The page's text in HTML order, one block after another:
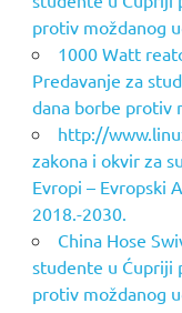
protiv moždanog
1000 Watt
Predavanje za
dana borbe protiv
http://
zakona i okvir za
Evropi – Evropski
2018.-2030.
China Hose
studente u Ćupriji
protiv moždanog